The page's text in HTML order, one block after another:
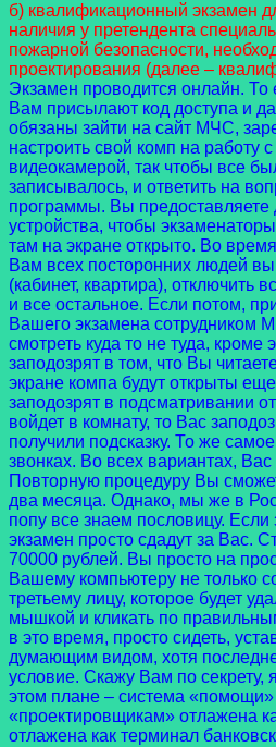
б) квалификационный экзамен
наличия у претендента
пожарной безопасности,
проектирования (далее –
Экзамен проводится онлайн. То
Вам присылают код доступа и
обязаны зайти на сайт МЧС,
настроить свой комп на работу
видеокамерой, так чтобы все
записывалось, и ответить на
программы. Вы предоставляете
устройства, чтобы
там на экране открыто. Во
Вам всех посторонних людей
(кабинет, квартира), отключить
и все остальное. Если потом,
Вашего экзамена сотрудником
смотреть куда то не туда,
заподозрят в том, что Вы
экране компа будут открыты
заподозрят в подсматривании
войдет в комнату, то Вас
получили подсказку. То же
звонках. Во всех вариантах,
Повторную процедуру Вы
два месяца. Однако, мы же в
попу все знаем пословицу.
экзамен просто сдадут за Вас.
70000 рублей. Вы просто на
Вашему компьютеру не только
третьему лицу, которое будет
мышкой и кликать по
в это время, просто сидеть,
думающим видом, хотя
условие. Скажу Вам по секрету,
этом плане – система
«проектировщикам» отлажена
отлажена как терминал